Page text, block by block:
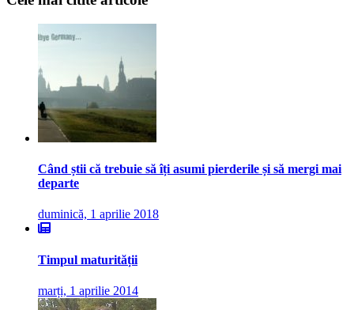
Când știi că trebuie să îți asumi pierderile și să mergi mai
departe
duminică, 1 aprilie 2018
Timpul maturității
marți, 1 aprilie 2014